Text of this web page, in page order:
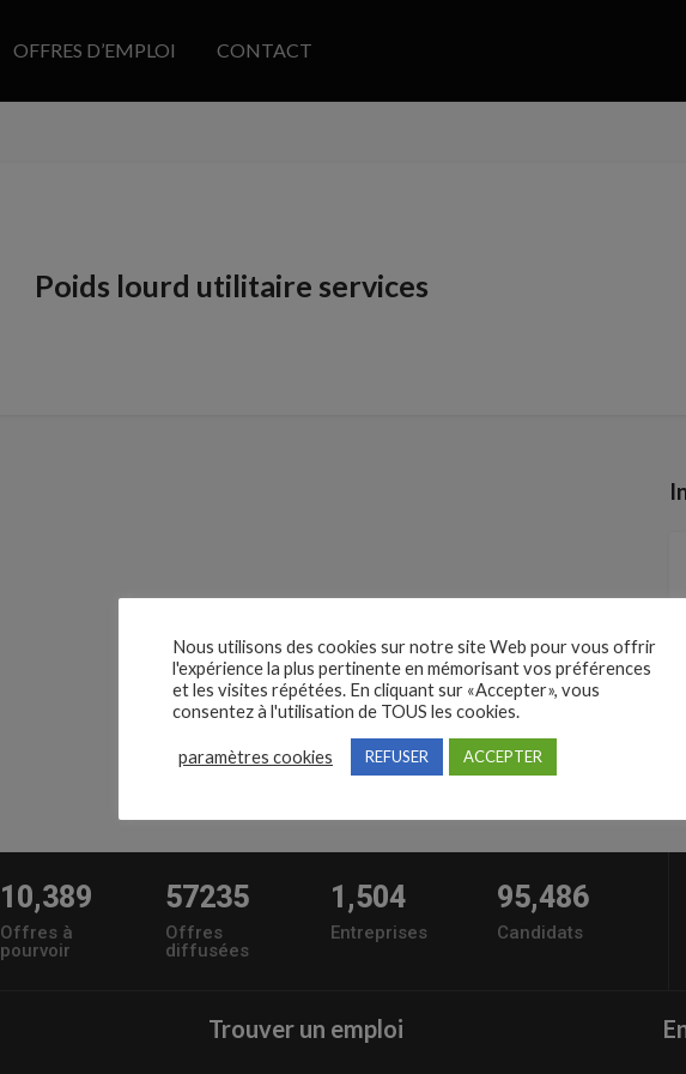
OFFRES D’EMPLOI CONTACT
Poids lourd utilitaire services
10,389
Offres à
pourvoir
57235
Offres
diffusées
1,504
Entreprises
95,486
Candidats
Trouver un emploi
Nous utilisons des cookies sur notre site Web pour vous offrir
l'expérience la plus pertinente en mémorisant vos préférences
et les visites répétées. En cliquant sur «Accepter», vous
consentez à l'utilisation de TOUS les cookies.
paramètres cookies REFUSER ACCEPTER